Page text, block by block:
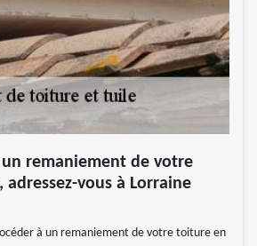
un remaniement de votre
vous à Lorraine
à un remaniement de votre toiture en